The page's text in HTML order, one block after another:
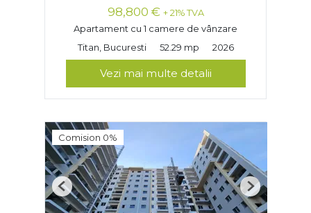
98,800 € + 21% TVA
Apartament cu 1 camere de vânzare
Titan, Bucuresti
52.29 mp 2026
Vezi mai multe detalii
Comision 0%
Previous Next